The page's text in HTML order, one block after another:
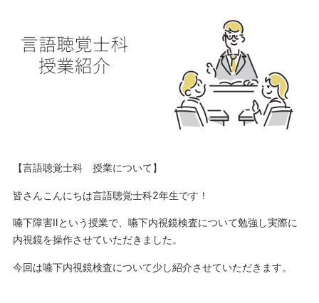
【言語聴覚士科 授業について】
皆さんこんにちは言語聴覚士科2年生です！
嚥下障害Ⅱという授業で、嚥下内視鏡検査について勉強し実際に
内視鏡を操作させていただきました。
今回は嚥下内視鏡検査について少し紹介させていただきます。